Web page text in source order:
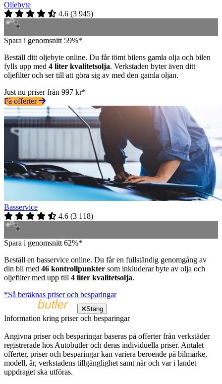
Oljebyte
4.6 (3 945)
Spara i genomsnitt 59%*
Beställ ditt oljebyte online. Du får tömt bilens gamla olja och bilen
fylls upp med 4 liter kvalitetsolja. Verkstaden byter även ditt
oljefilter och ser till att göra sig av med den gamla oljan.
Just nu priser från 997 kr*
Få offerter
Basservice
4.6 (3 118)
Spara i genomsnitt 62%*
Beställ en basservice online. Du får en fullständig genomgång av
din bil med 46 kontrollpunkter som inkluderar byte av olja och
oljefilter med upp till 4 liter kvalitetsolja.
*Så beräknas priser och besparingar
Stäng
Information kring priser och besparingar
Angivna priser och besparingar baseras på offerter från verkstäder
registrerade hos Autobutler och deras individuella priser. Antalet
offerter, priser och besparingar kan variera beroende på bilmärke,
modell, år, verkstadens tillgänglighet samt när och var i landet
uppdraget ska utföras.